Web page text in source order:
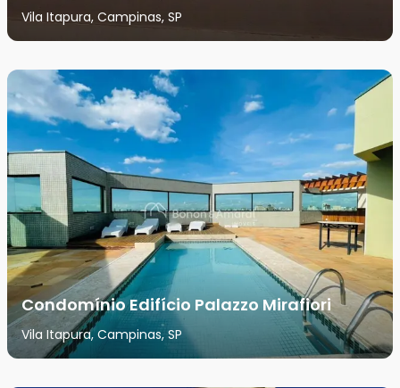
Vila Itapura, Campinas, SP
Condomínio Edifício Palazzo Mirafiori
Vila Itapura, Campinas, SP